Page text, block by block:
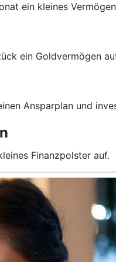
ein kleines
ein Goldvermögen
Ansparplan und
Finanzpolster auf.